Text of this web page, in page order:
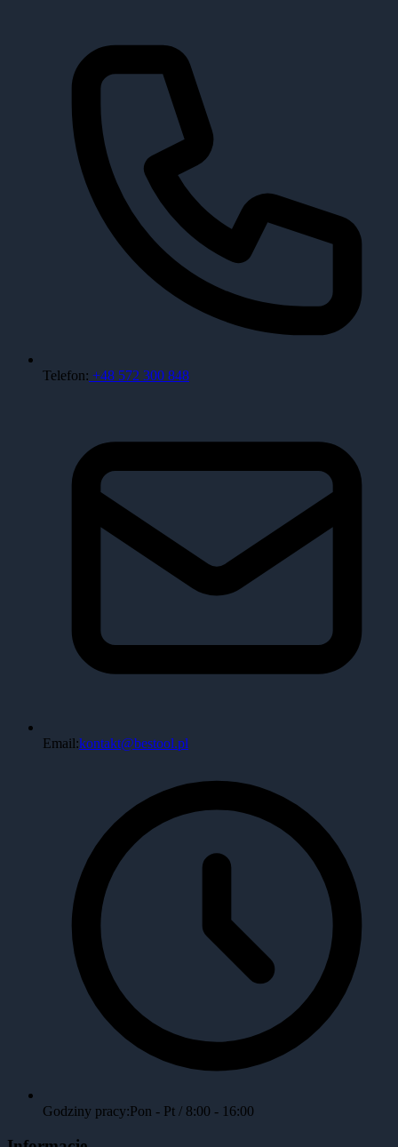
Telefon: +48 572 300 848
Email:kontakt@bestool.pl
Godziny pracy:Pon - Pt / 8:00 - 16:00